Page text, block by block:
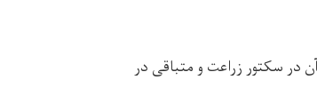
داد که از مجموع نفوس مشغول کار در حدود ۴۵.۴ درصد آن در سکتور زراعت و متباقی در